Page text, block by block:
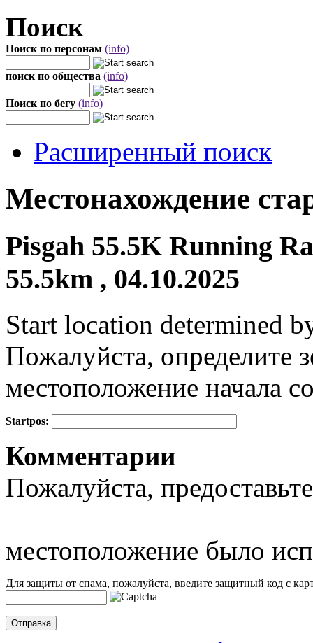
Поиск
Поиск по персонам (info)
поиск по общества (info)
Поиск по бегу (info)
Расширенный поиск
Местонахождение
Pisgah 55.5K Running
55.5km , 04.10.2025
Start location determined
Пожалуйста, определите
местоположение начала
−
Startpos:
Комментарии
Пожалуйста,
местоположение было
Для защиты от спама, пожалуйста, введите защитный код с